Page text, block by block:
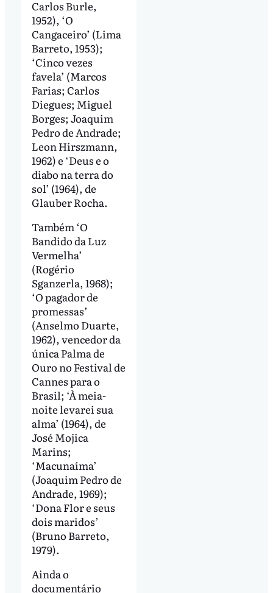
Carlos Burle,
1952), ‘O
Cangaceiro’ (Lima
Barreto, 1953);
‘Cinco vezes
favela’ (Marcos
Farias; Carlos
Diegues; Miguel
Borges; Joaquim
Pedro de Andrade;
Leon Hirszmann,
1962) e ‘Deus e o
diabo na terra do
sol’ (1964), de
Glauber Rocha.
Também ‘O
Bandido da Luz
Vermelha’
(Rogério
Sganzerla, 1968);
‘O pagador de
promessas’
(Anselmo Duarte,
1962), vencedor da
única Palma de
Ouro no Festival de
Cannes para o
Brasil; ‘À meia-
noite levarei sua
alma’ (1964), de
José Mojica
Marins;
‘Macunaíma’
(Joaquim Pedro de
Andrade, 1969);
‘Dona Flor e seus
dois maridos’
(Bruno Barreto,
1979).
Ainda o
documentário